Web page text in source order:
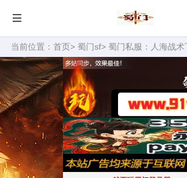
当前位置： 首页> 蜀门sf> 蜀门私服：人海战术